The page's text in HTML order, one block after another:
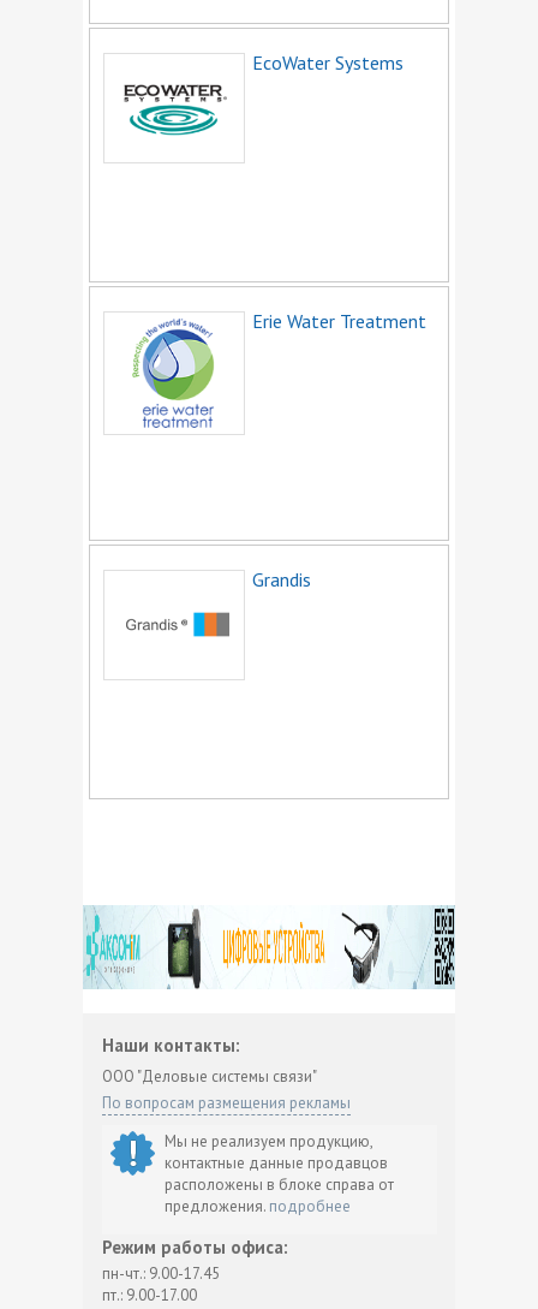
Трубы и детали трубопроводов
Электрические машины
Электроизоляционные материалы
Электроинструмент и станки
Энергоаудит и энергосберегающие
технологии
EcoWater Systems
Erie Water Treatment
Grandis
Наши контакты:
ООО "Деловые системы связи"
По вопросам размещения рекламы
Мы не реализуем продукцию,
контактные данные продавцов
расположены в блоке справа от
предложения. подробнее
Режим работы офиса:
пн-чт.: 9.00-17.45
пт.: 9.00-17.00